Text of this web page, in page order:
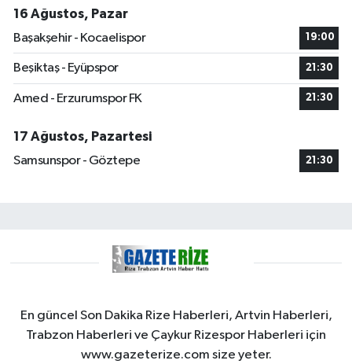
16 Ağustos, Pazar
Başakşehir - Kocaelispor
19:00
Beşiktaş - Eyüpspor 21:30
Amed - Erzurumspor FK 21:30
17 Ağustos, Pazartesi
Samsunspor - Göztepe
21:30
En güncel Son Dakika Rize Haberleri, Artvin Haberleri,
Trabzon Haberleri ve Çaykur Rizespor Haberleri için
www.gazeterize.com size yeter.